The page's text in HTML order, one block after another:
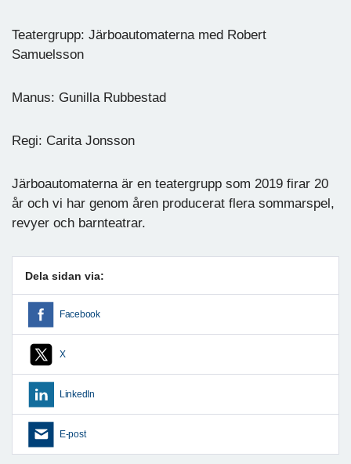
Teatergrupp: Järboautomaterna med Robert
Samuelsson
Manus: Gunilla Rubbestad
Regi: Carita Jonsson
Järboautomaterna är en teatergrupp som 2019 firar 20
år och vi har genom åren producerat flera sommarspel,
revyer och barnteatrar.
Dela sidan via:
Facebook
X
LinkedIn
E-post